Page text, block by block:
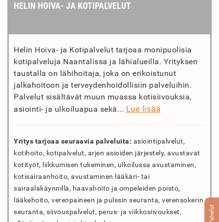
Palvelut
HELIN HOIVA- JA KOTIPALVELUT
Helin Hoiva- ja Kotipalvelut tarjoaa monipuolisia
kotipalveluja Naantalissa ja lähialueilla. Yrityksen
taustalla on lähihoitaja, joka on erikoistunut
jalkahoitoon ja terveydenhoidollisiin palveluihin.
Palvelut sisältävät muun muassa kotisiivouksia,
asiointi- ja ulkoiluapua sekä... Lue lisää
Yritys tarjoaa seuraavia palveluita: asiointipalvelut,
kotihoito, kotipalvelut, arjen asioiden järjestely, avustavat
kotityöt, liikkumisen tukeminen, ulkoilussa avustaminen,
kotisairaanhoito, avustaminen lääkäri- tai
sairaalakäynnillä, haavahoito ja ompeleiden poisto,
lääkehoito, verenpaineen ja pulssin seuranta, verensokerin
seuranta, siivouspalvelut, perus- ja viikkosiivoukset,